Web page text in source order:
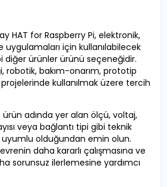
HAT for Raspberry Pi, elektronik,
için kullanılabilecek
diğer ürünler ürünü seçeneğidir.
robotik, bakım-onarım, prototip
kullanılmak üzere tercih
adında yer alan ölçü, voltaj,
veya bağlantı tipi gibi teknik
olduğundan emin olun.
daha kararlı çalışmasına ve
sorunsuz ilerlemesine yardımcı